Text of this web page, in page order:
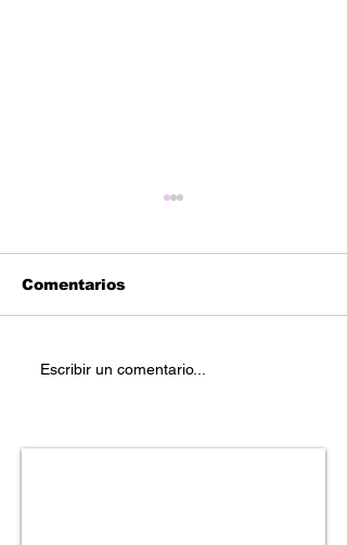
Consequential — “I’m
Comentarios
Escribir un comentario...